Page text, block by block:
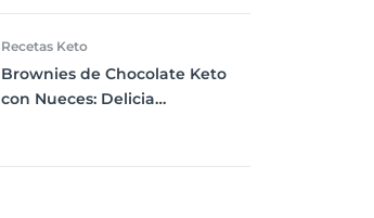
Recetas Keto
Brownies de Chocolate Keto
con Nueces: Delicia